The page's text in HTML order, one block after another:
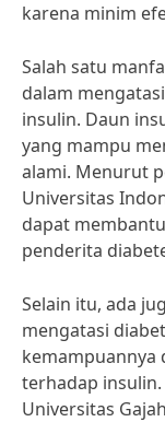
karena minim
Salah satu
dalam
insulin. Daun
yang mampu
alami. Menurut
Universitas
dapat
penderita
Selain itu, ada
mengatasi
kemampuannya
terhadap insulin.
Universitas